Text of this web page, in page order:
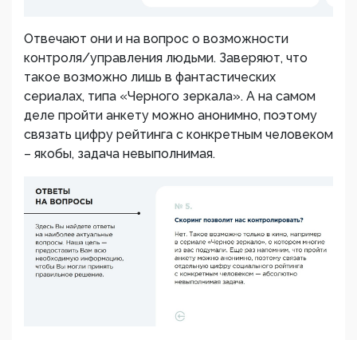
Отвечают они и на вопрос о возможности
контроля/управления людьми. Заверяют, что
такое возможно лишь в фантастических
сериалах, типа «Черного зеркала». А на самом
деле пройти анкету можно анонимно, поэтому
связать цифру рейтинга с конкретным человеком
– якобы, задача невыполнимая.